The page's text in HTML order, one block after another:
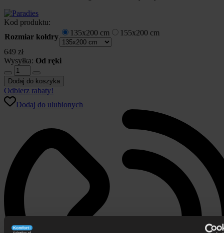
Kod produktu:
Rozmiar kołdry
135x200 cm 155x200 cm
649 zł
Wysyłka: Od ręki
ilość
Kołdra
Cotton
Organic
Paradies
Dodaj do koszyka
Odbierz rabaty!
Dodaj do ulubionych